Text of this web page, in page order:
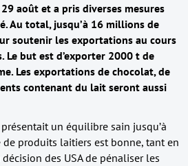
août et a pris diverses mesures
Au total, jusqu’à 16 millions de
soutenir les exportations au cours
Le but est d’exporter 2000 t de
Les exportations de chocolat, de
contenant du lait seront aussi
un équilibre sain jusqu’à
de produits laitiers est bonne, tant en
décision des USA de pénaliser les